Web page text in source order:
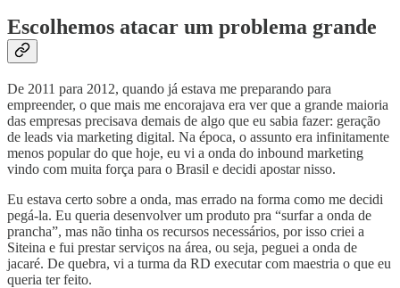
Escolhemos atacar um problema grande
De 2011 para 2012, quando já estava me preparando para
empreender, o que mais me encorajava era ver que a grande maioria
das empresas precisava demais de algo que eu sabia fazer: geração
de leads via marketing digital. Na época, o assunto era infinitamente
menos popular do que hoje, eu vi a onda do inbound marketing
vindo com muita força para o Brasil e decidi apostar nisso.
Eu estava certo sobre a onda, mas errado na forma como me decidi
pegá-la. Eu queria desenvolver um produto pra “surfar a onda de
prancha”, mas não tinha os recursos necessários, por isso criei a
Siteina e fui prestar serviços na área, ou seja, peguei a onda de
jacaré. De quebra, vi a turma da RD executar com maestria o que eu
queria ter feito.